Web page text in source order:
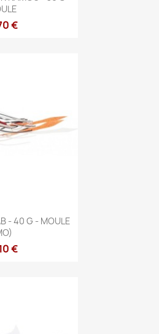
€
rapide
- 40 G - MOULE
€